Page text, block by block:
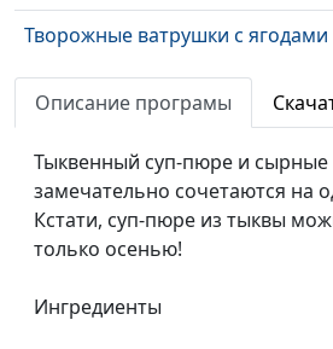
Творожные ватрушки с ягодами
Фаршированный перец с
Какао со специями и финские
рождественские "звездочки"
капуста с сыром
Описание програмы
Тыквенный суп-пюре и сырные
замечательно сочетаются на
Кстати, суп-пюре из тыквы
только осенью!
Ингредиенты